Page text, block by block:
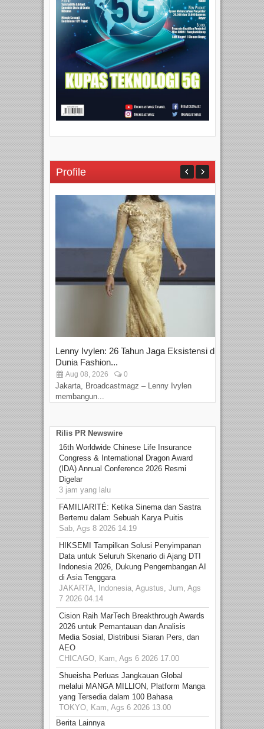
Profile
Lenny Ivylen: 26 Tahun Jaga Eksistensi di
Dunia Fashion...
Aug 08, 2026 0
Jakarta, Broadcastmagz – Lenny Ivylen
membangun...
Rilis PR Newswire
16th Worldwide Chinese Life Insurance
Congress & International Dragon Award
(IDA) Annual Conference 2026 Resmi
Digelar
3 jam yang lalu
FAMILIARITÉ: Ketika Sinema dan Sastra
Bertemu dalam Sebuah Karya Puitis
Sab, Ags 8 2026 14.19
HIKSEMI Tampilkan Solusi Penyimpanan
Data untuk Seluruh Skenario di Ajang DTI
Indonesia 2026, Dukung Pengembangan AI
di Asia Tenggara
JAKARTA, Indonesia, Agustus, Jum, Ags
7 2026 04.14
Cision Raih MarTech Breakthrough Awards
2026 untuk Pemantauan dan Analisis
Media Sosial, Distribusi Siaran Pers, dan
AEO
CHICAGO, Kam, Ags 6 2026 17.00
Shueisha Perluas Jangkauan Global
melalui MANGA MILLION, Platform Manga
yang Tersedia dalam 100 Bahasa
TOKYO, Kam, Ags 6 2026 13.00
Berita Lainnya